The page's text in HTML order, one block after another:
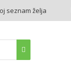
seznam želja